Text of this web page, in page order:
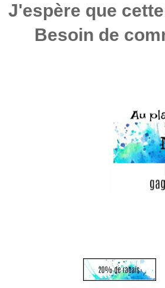
J'espère que
Besoin de